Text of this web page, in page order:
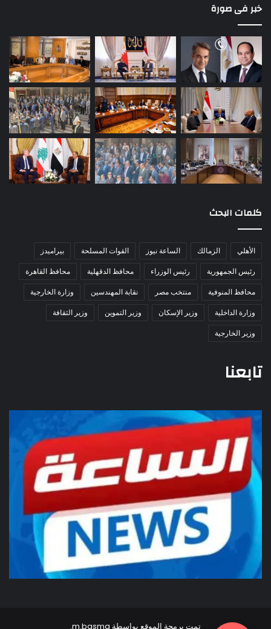
خبر فى صورة
كلمات البحث
الأهلي الزمالك الساعة نيوز القوات المسلحة
بيراميدز
رئيس الجمهورية
رئيس الوزراء محافظ الدقهلية
محافظ القاهرة
محافظ المنوفية
منتخب مصر نقابة المهندسين
وزارة الخارجية
وزارة الداخلية
وزير الإسكان وزير التموين
وزير الثقافة
وزير الخارجية
تابعنا
تمت برمجة الموقع بواسطة m.basma
.